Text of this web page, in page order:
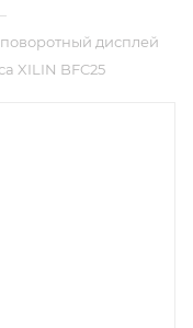
дисплей
XILIN BFC25